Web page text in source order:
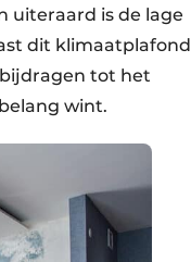
uiteraard is de lage
dit klimaatplafond
tot het
wint.